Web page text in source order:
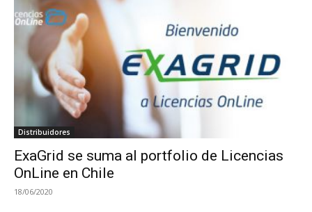
Distribuidores
ExaGrid se suma al portfolio de Licencias
OnLine en Chile
18/06/2020